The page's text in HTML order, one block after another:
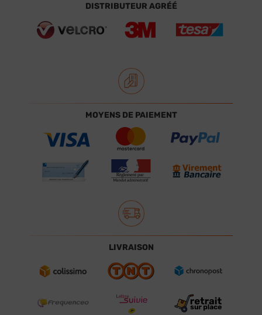
DISTRIBUTEUR AGRÉÉ
MOYENS DE PAIEMENT
LIVRAISON